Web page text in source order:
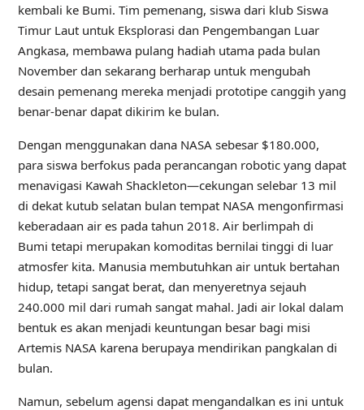
kembali ke Bumi. Tim pemenang, siswa dari klub Siswa
Timur Laut untuk Eksplorasi dan Pengembangan Luar
Angkasa, membawa pulang hadiah utama pada bulan
November dan sekarang berharap untuk mengubah
desain pemenang mereka menjadi prototipe canggih yang
benar-benar dapat dikirim ke bulan.
Dengan menggunakan dana NASA sebesar $180.000,
para siswa berfokus pada perancangan robotic yang dapat
menavigasi Kawah Shackleton—cekungan selebar 13 mil
di dekat kutub selatan bulan tempat NASA mengonfirmasi
keberadaan air es pada tahun 2018. Air berlimpah di
Bumi tetapi merupakan komoditas bernilai tinggi di luar
atmosfer kita. Manusia membutuhkan air untuk bertahan
hidup, tetapi sangat berat, dan menyeretnya sejauh
240.000 mil dari rumah sangat mahal. Jadi air lokal dalam
bentuk es akan menjadi keuntungan besar bagi misi
Artemis NASA karena berupaya mendirikan pangkalan di
bulan.
Namun, sebelum agensi dapat mengandalkan es ini untuk